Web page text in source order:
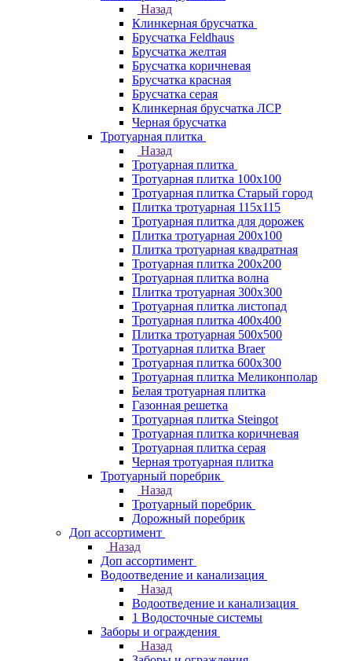
Назад
Клинкерная брусчатка
Брусчатка Feldhaus
Брусчатка желтая
Брусчатка коричневая
Брусчатка красная
Брусчатка серая
Клинкерная брусчатка ЛСР
Черная брусчатка
Тротуарная плитка
Назад
Тротуарная плитка
Тротуарная плитка 100x100
Тротуарная плитка Старый город
Плитка тротуарная 115x115
Тротуарная плитка для дорожек
Плитка тротуарная 200х100
Плитка тротуарная квадратная
Тротуарная плитка 200х200
Тротуарная плитка волна
Плитка тротуарная 300х300
Тротуарная плитка листопад
Тротуарная плитка 400х400
Плитка тротуарная 500x500
Тротуарная плитка Braer
Тротуарная плитка 600х300
Тротуарная плитка Меликонполар
Белая тротуарная плитка
Газонная решетка
Тротуарная плитка Steingot
Тротуарная плитка коричневая
Тротуарная плитка серая
Черная тротуарная плитка
Тротуарный поребрик
Назад
Тротуарный поребрик
Дорожный поребрик
Доп ассортимент
Назад
Доп ассортимент
Водоотведение и канализация
Назад
Водоотведение и канализация
1 Водосточные системы
Заборы и ограждения
Назад